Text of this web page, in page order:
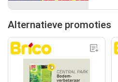
Alternatieve promoties